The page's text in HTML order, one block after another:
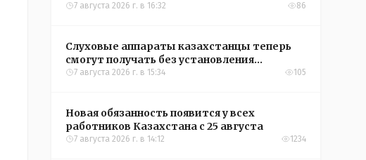
7 августа 2026 г. в 16:32 86
Слуховые аппараты казахстанцы теперь
смогут получать без установления
инвалидности
7 августа 2026 г. в 15:34 105
Новая обязанность появится у всех
работников Казахстана с 25 августа
7 августа 2026 г. в 14:12 1234